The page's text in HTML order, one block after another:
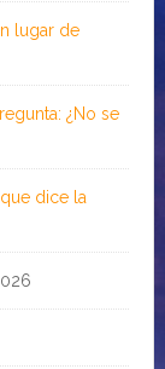
lugar de
¿No se
dice la